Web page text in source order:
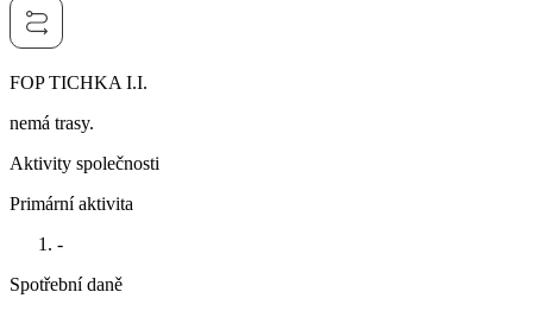
FOP TICHKA I.I.
nemá trasy.
Aktivity společnosti
Primární aktivita
-
Spotřební daně